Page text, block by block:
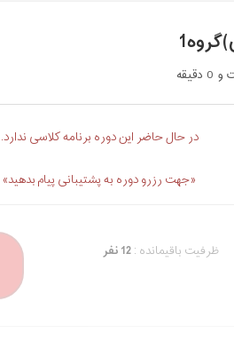
در حال حاضر این دوره برنامه کلاسی ندارد.
«جهت رزرو دوره به پشتیبانی پیام بدهید»
ظرفیت باقیمانده :12 نفر